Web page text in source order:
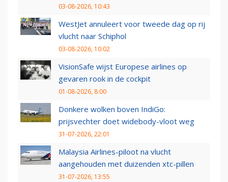
03-08-2026, 10:43
WestJet annuleert voor tweede dag op rij
vlucht naar Schiphol
03-08-2026, 10:02
VisionSafe wijst Europese airlines op
gevaren rook in de cockpit
01-08-2026, 8:00
Donkere wolken boven IndiGo:
prijsvechter doet widebody-vloot weg
31-07-2026, 22:01
Malaysia Airlines-piloot na vlucht
aangehouden met duizenden xtc-pillen
31-07-2026, 13:55